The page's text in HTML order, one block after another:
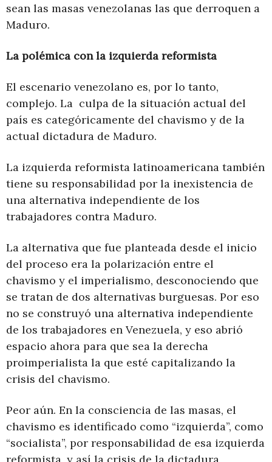
sean las masas venezolanas las que derroquen a
Maduro.
La polémica con la izquierda reformista
El escenario venezolano es, por lo tanto,
complejo. La culpa de la situación actual del
país es categóricamente del chavismo y de la
actual dictadura de Maduro.
La izquierda reformista latinoamericana también
tiene su responsabilidad por la inexistencia de
una alternativa independiente de los
trabajadores contra Maduro.
La alternativa que fue planteada desde el inicio
del proceso era la polarización entre el
chavismo y el imperialismo, desconociendo que
se tratan de dos alternativas burguesas. Por eso
no se construyó una alternativa independiente
de los trabajadores en Venezuela, y eso abrió
espacio ahora para que sea la derecha
proimperialista la que esté capitalizando la
crisis del chavismo.
Peor aún. En la consciencia de las masas, el
chavismo es identificado como “izquierda”, como
“socialista”, por responsabilidad de esa izquierda